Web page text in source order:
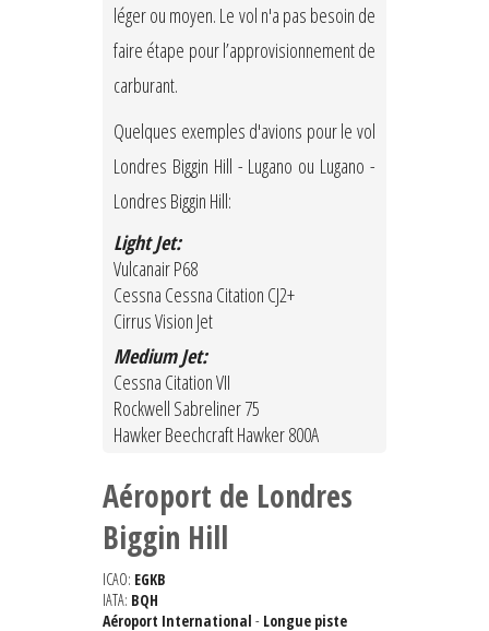
léger ou moyen. Le vol n'a pas besoin de
faire étape pour l’approvisionnement de
carburant.
Quelques exemples d'avions pour le vol
Londres Biggin Hill - Lugano ou Lugano -
Londres Biggin Hill:
Light Jet:
Vulcanair P68
Cessna Cessna Citation CJ2+
Cirrus Vision Jet
Medium Jet:
Cessna Citation VII
Rockwell Sabreliner 75
Hawker Beechcraft Hawker 800A
Aéroport de Londres
Biggin Hill
ICAO: EGKB
IATA: BQH
Aéroport International - Longue piste